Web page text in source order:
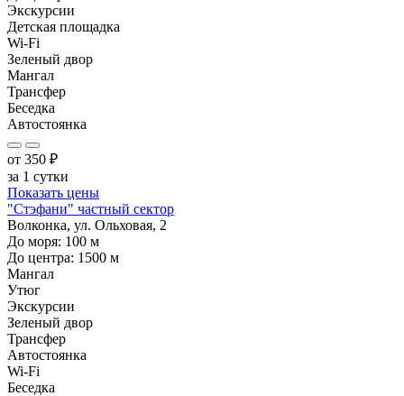
Экскурсии
Детская площадка
Wi-Fi
Зеленый двор
Мангал
Трансфер
Беседка
Автостоянка
от 350 ₽
за 1 сутки
Показать цены
"Стэфани" частный сектор
Волконка, ул. Ольховая, 2
До моря: 100 м
До центра: 1500 м
Мангал
Утюг
Экскурсии
Зеленый двор
Трансфер
Автостоянка
Wi-Fi
Беседка